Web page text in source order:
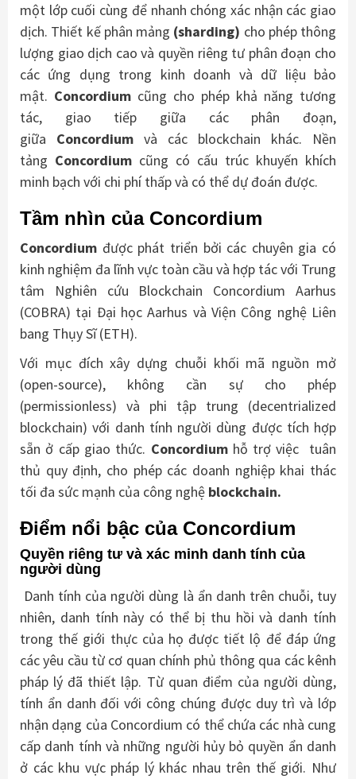
một lớp cuối cùng để nhanh chóng xác nhận các giao
dịch. Thiết kế phân mảng (sharding) cho phép thông
lượng giao dịch cao và quyền riêng tư phân đoạn cho
các ứng dụng trong kinh doanh và dữ liệu bảo
mật. Concordium cũng cho phép khả năng tương
tác, giao tiếp giữa các phân đoạn,
giữa Concordium và các blockchain khác. Nền
tảng Concordium cũng có cấu trúc khuyến khích
minh bạch với chi phí thấp và có thể dự đoán được.
Tầm nhìn của Concordium
Concordium được phát triển bởi các chuyên gia có
kinh nghiệm đa lĩnh vực toàn cầu và hợp tác với Trung
tâm Nghiên cứu Blockchain Concordium Aarhus
(COBRA) tại Đại học Aarhus và Viện Công nghệ Liên
bang Thụy Sĩ (ETH).
Với mục đích xây dựng chuỗi khối mã nguồn mở
(open-source), không cần sự cho phép
(permissionless) và phi tập trung (decentrialized
blockchain) với danh tính người dùng được tích hợp
sẵn ở cấp giao thức. Concordiumhỗ trợ việc tuân
thủ quy định, cho phép các doanh nghiệp khai thác
tối đa sức mạnh của công nghệ blockchain.
Điểm nổi bậc của Concordium
Quyền riêng tư và xác minh danh tính của
người dùng
Danh tính của người dùng là ẩn danh trên chuỗi, tuy
nhiên, danh tính này có thể bị thu hồi và danh tính
trong thế giới thực của họ được tiết lộ để đáp ứng
các yêu cầu từ cơ quan chính phủ thông qua các kênh
pháp lý đã thiết lập. Từ quan điểm của người dùng,
tính ẩn danh đối với công chúng được duy trì và lớp
nhận dạng của Concordium có thể chứa các nhà cung
cấp danh tính và những người hủy bỏ quyền ẩn danh
ở các khu vực pháp lý khác nhau trên thế giới. Như